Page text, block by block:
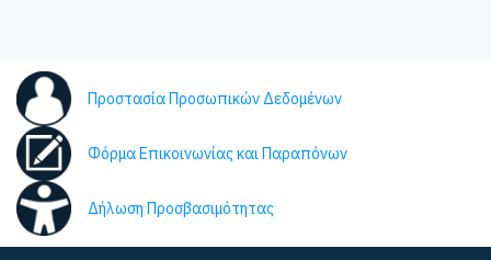
Προστασία Προσωπικών Δεδομένων
Φόρμα Επικοινωνίας και Παραπόνων
Δήλωση Προσβασιμότητας